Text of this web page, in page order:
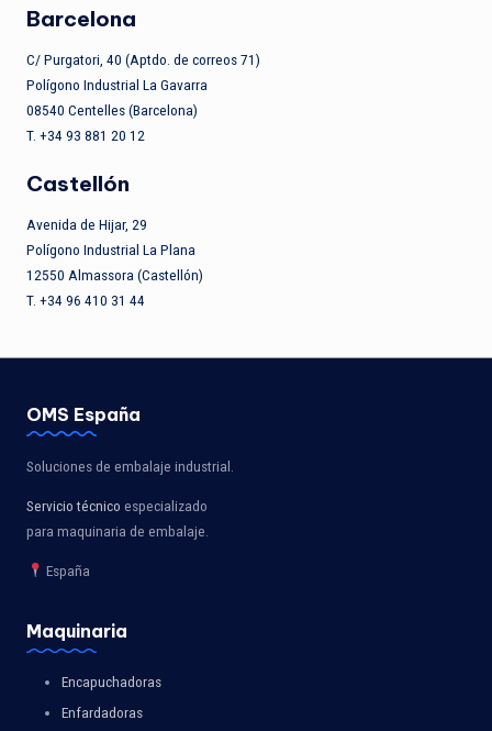
Barcelona
C/ Purgatori, 40 (Aptdo. de correos 71)
Polígono Industrial La Gavarra
08540 Centelles (Barcelona)
T. +34 93 881 20 12
Castellón
Avenida de Hijar, 29
Polígono Industrial La Plana
12550 Almassora (Castellón)
T. +34 96 410 31 44
OMS España
Soluciones de embalaje industrial.
Servicio técnico especializado
para maquinaria de embalaje.
España
Maquinaria
Encapuchadoras
Enfardadoras